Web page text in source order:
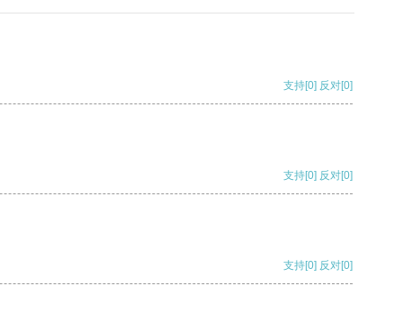
支持[0] 反对[0]
支持[0] 反对[0]
支持[0] 反对[0]